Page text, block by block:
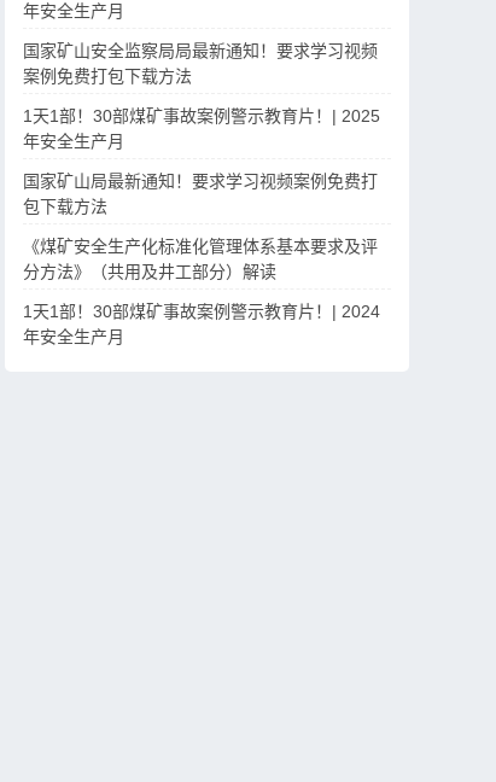
年安全生产月
国家矿山安全监察局局最新通知！要求学习视频
案例免费打包下载方法
1天1部！30部煤矿事故案例警示教育片！| 2025
年安全生产月
国家矿山局最新通知！要求学习视频案例免费打
包下载方法
《煤矿安全生产化标准化管理体系基本要求及评
分方法》（共用及井工部分）解读
1天1部！30部煤矿事故案例警示教育片！| 2024
年安全生产月